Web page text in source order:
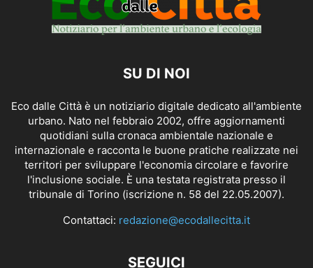
SU DI NOI
Eco dalle Città è un notiziario digitale dedicato all'ambiente
urbano. Nato nel febbraio 2002, offre aggiornamenti
quotidiani sulla cronaca ambientale nazionale e
internazionale e racconta le buone pratiche realizzate nei
territori per sviluppare l'economia circolare e favorire
l'inclusione sociale. È una testata registrata presso il
tribunale di Torino (iscrizione n. 58 del 22.05.2007).
Contattaci: redazione@ecodallecitta.it
SEGUICI